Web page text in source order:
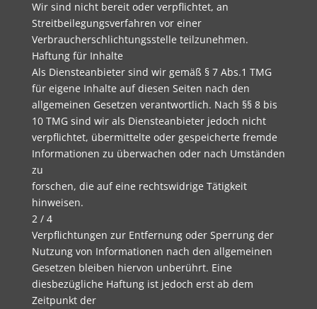
Wir sind nicht bereit oder verpflichtet, an
Streitbeilegungsverfahren vor einer
Verbraucherschlichtungsstelle teilzunehmen.
Haftung für Inhalte
Als Diensteanbieter sind wir gemäß § 7 Abs.1 TMG
für eigene Inhalte auf diesen Seiten nach den
allgemeinen Gesetzen verantwortlich. Nach §§ 8 bis
10 TMG sind wir als Diensteanbieter jedoch nicht
verpflichtet, übermittelte oder gespeicherte fremde
Informationen zu überwachen oder nach Umständen
zu
forschen, die auf eine rechtswidrige Tätigkeit
hinweisen.
2 / 4
Verpflichtungen zur Entfernung oder Sperrung der
Nutzung von Informationen nach den allgemeinen
Gesetzen bleiben hiervon unberührt. Eine
diesbezügliche Haftung ist jedoch erst ab dem
Zeitpunkt der